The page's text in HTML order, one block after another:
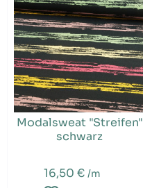
Modalsweat "Streifen"
schwarz
16,50 € /m